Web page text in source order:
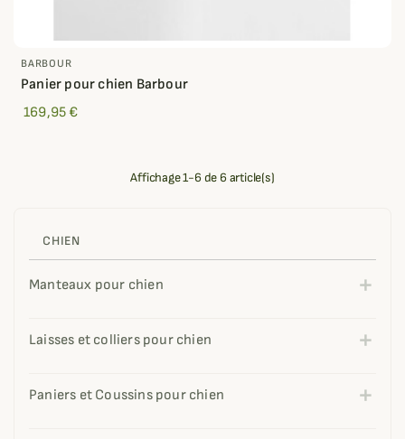
CHIEN
Manteaux pour chien
Laisses et colliers pour chien
Paniers et Coussins pour chien
BARBOUR
Panier pour chien Barbour
169,95 €
Affichage 1-6 de 6 article(s)